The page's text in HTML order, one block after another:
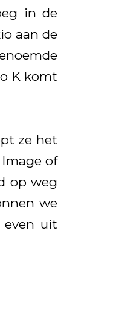
in de
aan de
K komt
ze het
of
op weg
we
even uit